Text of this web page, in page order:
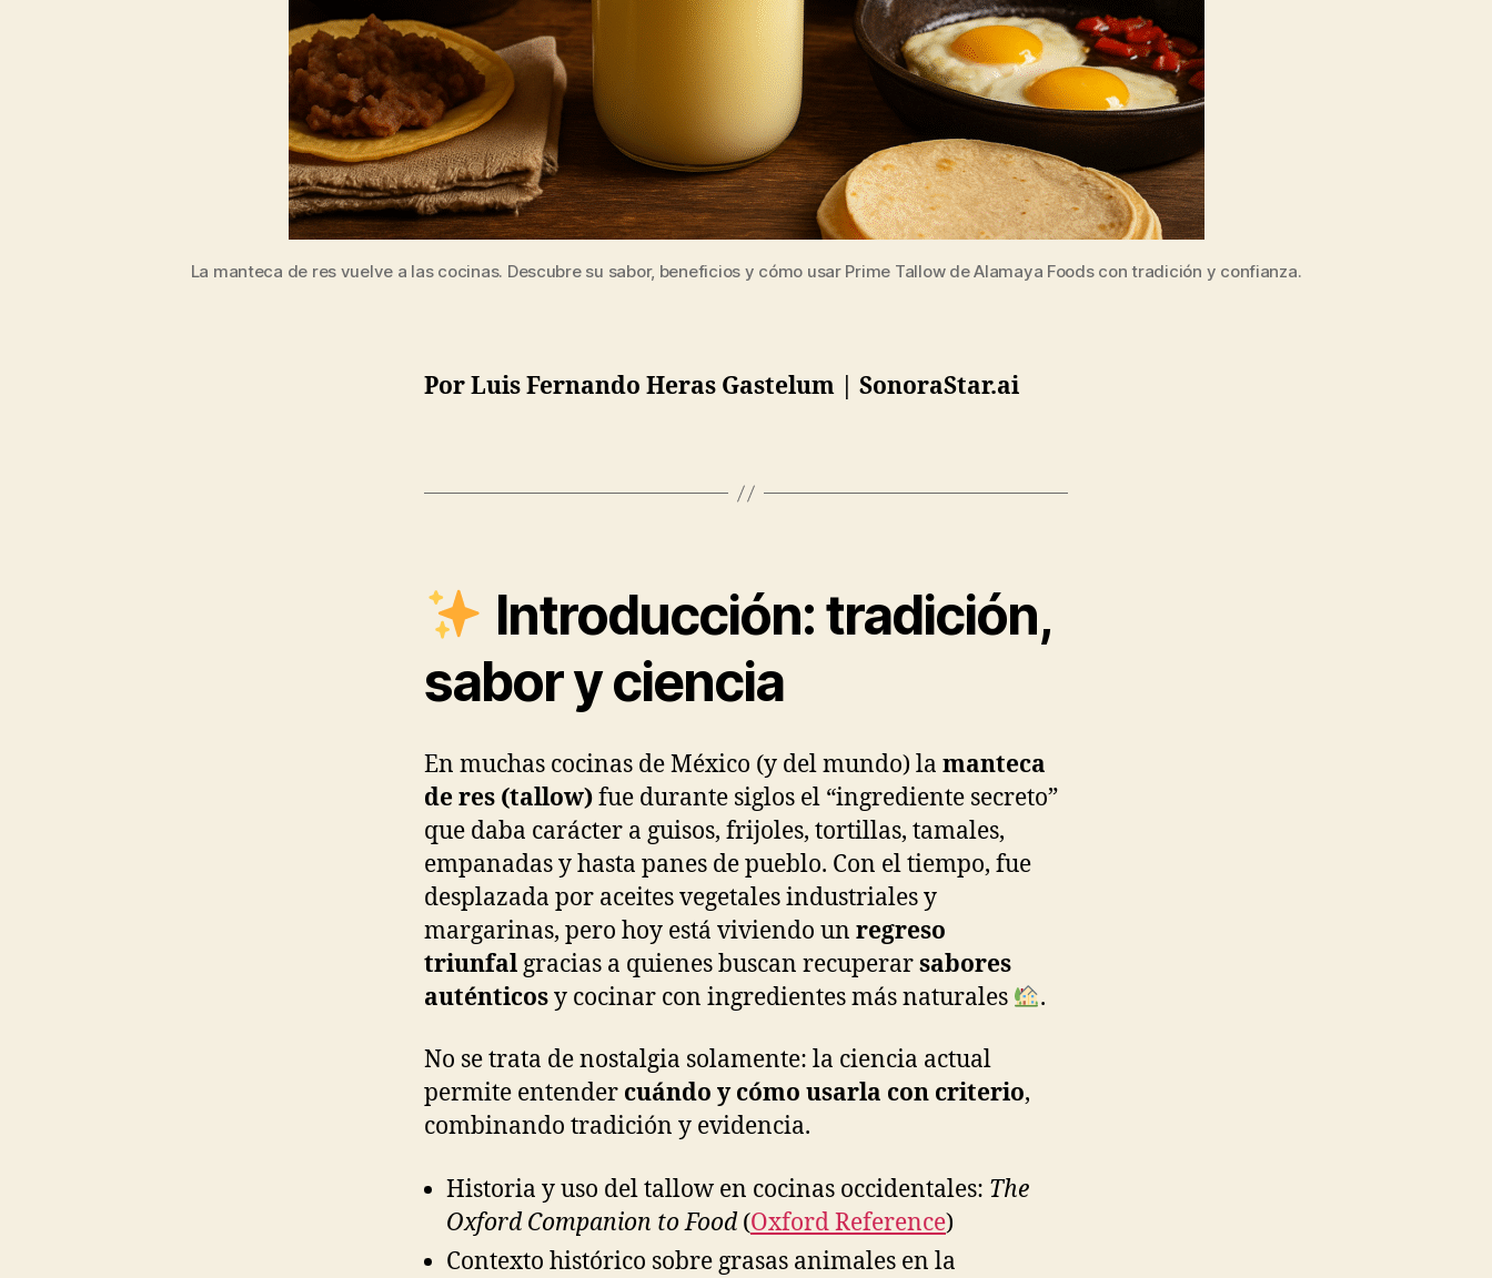
conquistar
la
cocina
La manteca de res vuelve a las cocinas. Descubre su sabor, beneficios y cómo usar Prime Tallow de Alamaya Foods con tradición y confianza.
Por Luis Fernando Heras Gastelum | SonoraStar.ai
Introducción: tradición,
sabor y ciencia
En muchas cocinas de México (y del mundo) la manteca
de res (tallow)fue durante siglos el “ingrediente secreto”
que daba carácter a guisos, frijoles, tortillas, tamales,
empanadas y hasta panes de pueblo. Con el tiempo, fue
desplazada por aceites vegetales industriales y
margarinas, pero hoy está viviendo un regreso
triunfal gracias a quienes buscan recuperarsabores
auténticosy cocinar con ingredientes más naturales .
No se trata de nostalgia solamente: la ciencia actual
permite entender cuándo y cómo usarla con criterio,
combinando tradición y evidencia.
Historia y uso del tallow en cocinas occidentales: The
Oxford Companion to Food(Oxford Reference)
Contexto histórico sobre grasas animales en la